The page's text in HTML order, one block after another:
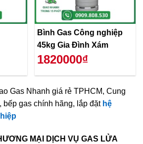
Bình Gas Công nghiệp
45kg Gia Đình Xám
1820000₫
Gas Nhanh giá rẻ TPHCM, Cung
bếp gas chính hãng, lắp đặt hệ
MẠI DỊCH VỤ GAS LỬA